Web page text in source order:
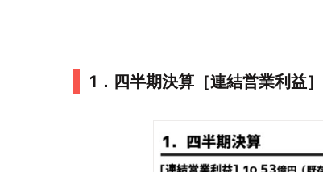
1．四半期決算［連結営業利益］